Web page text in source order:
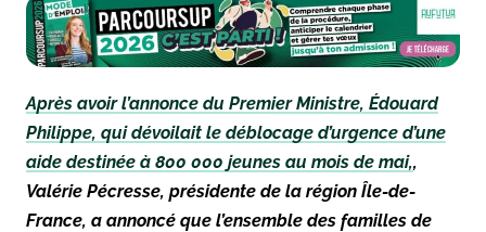
Après avoir l’annonce du Premier Ministre, Édouard
Philippe, qui dévoilait le déblocage d’urgence d’une
aide destinée à 800 000 jeunes au mois de mai,,
Valérie Pécresse, présidente de la région Île-de-
France, a annoncé que l’ensemble des familles de